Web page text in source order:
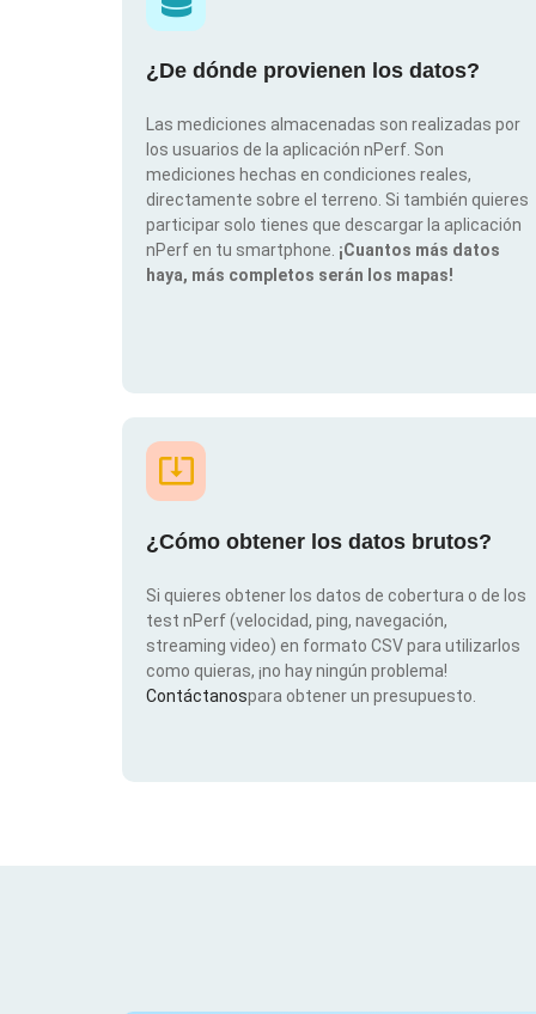
¿De dónde provienen los datos?
Las mediciones almacenadas son realizadas por
los usuarios de la aplicación nPerf. Son
mediciones hechas en condiciones reales,
directamente sobre el terreno. Si también quieres
participar solo tienes que descargar la aplicación
nPerf en tu smartphone. ¡Cuantos más datos
haya, más completos serán los mapas!
¿Cómo obtener los datos brutos?
Si quieres obtener los datos de cobertura o de los
test nPerf (velocidad, ping, navegación,
streaming video) en formato CSV para utilizarlos
como quieras, ¡no hay ningún problema!
Contáctanospara obtener un presupuesto.